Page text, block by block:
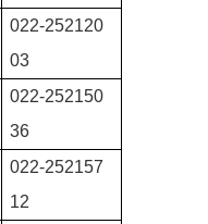
022-252120
03
022-252150
36
022-252157
12